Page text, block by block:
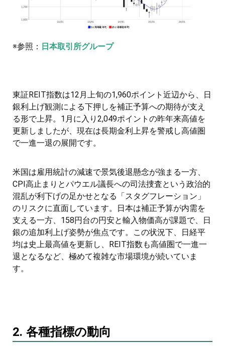
※参照： 日本取引所グループ
東証REIT指数は12月上旬の1,960ポイント近辺から、日
銀利上げ観測による下押しを補正予算への期待が支え
る形で上昇。1月に入り2,049ポイントの昨年来高値を
更新しましたが、現在は長期金利上昇を警戒し高値圏
で一進一退の展開です。
米国は雇用統計の減速で景気後退懸念が強まる一方、
CPI高止まりとパウエル議長への司法捜査という政治的
混乱が利下げの足かせとなる「スタグフレーション」
のリスクに直面しています。日本は補正予算が内需を
支える一方、158円台の円安と輸入物価高が課題で、日
銀の追加利上げ姿勢が焦点です。この状況下、日経平
均は史上最高値を更新し、REIT指数も高値圏で一進一
退となるなど、極めて複雑な市場環境が続いていま
す。
2. 各種指標の動向